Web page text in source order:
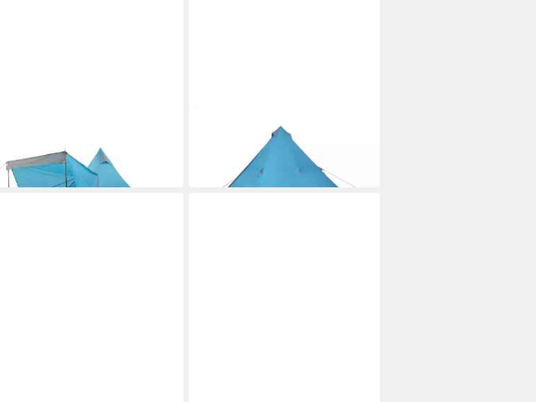
Personen Blau Wasserdicht
ab 80,99 €
in 5-6 Werktagen bei dir
Tipi-Zelt Tipi-Familienzelt 8
Personen Blau Wasserdicht
in 5-6 Werktagen bei dir